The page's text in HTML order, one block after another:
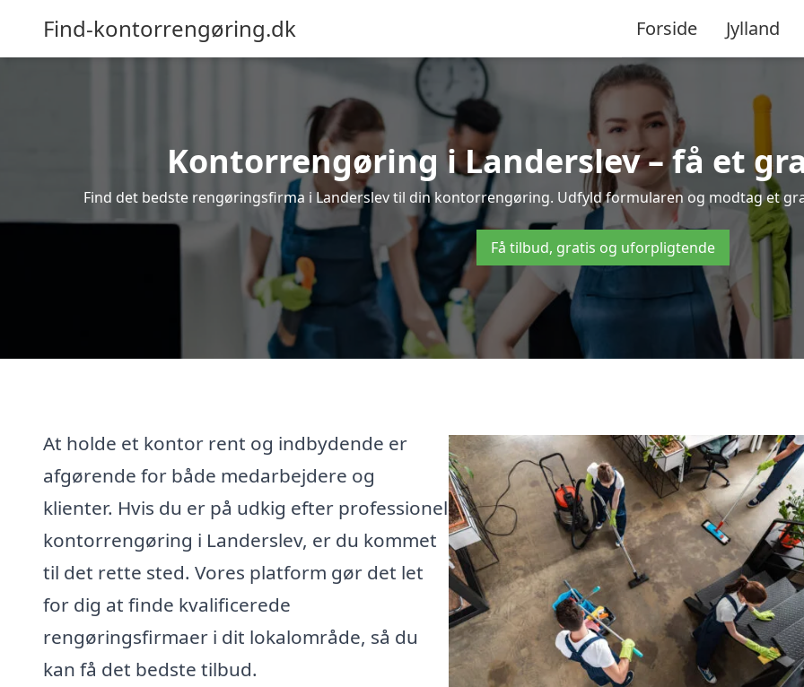
Find-kontorrengøring.dk Forside Jylland
Kontorrengøring i Landerslev – få et
Find det bedste rengøringsfirma i Landerslev til din kontorrengøring. Udfyld formularen og modtag et
Få tilbud, gratis og uforpligtende
At holde et kontor rent og indbydende er
afgørende for både medarbejdere og
klienter. Hvis du er på udkig efter professionel
kontorrengøring i Landerslev, er du kommet
til det rette sted. Vores platform gør det let
for dig at finde kvalificerede
rengøringsfirmaer i dit lokalområde, så du
kan få det bedste tilbud.